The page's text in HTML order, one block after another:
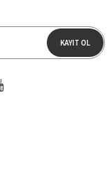
KAYIT OL